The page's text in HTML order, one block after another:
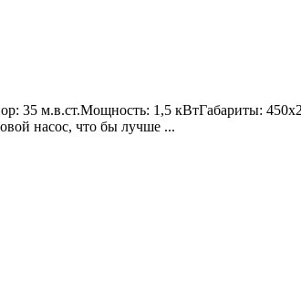
м.в.ст.Мощность: 1,5 кВтГабариты:
насос, что бы лучше ...